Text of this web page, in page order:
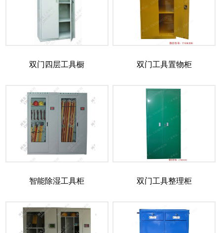
双门四层工具橱 双门工具置物柜
智能除湿工具柜 双门工具整理柜